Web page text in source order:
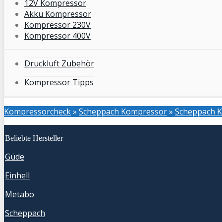
12V Kompressor
Akku Kompressor
Kompressor 230V
Kompressor 400V
Druckluft Zubehör
Kompressor Tipps
Kompressorcheck» Scheppach Kompressor» Scheppach
Beliebte Hersteller
Güde
Einhell
Metabo
Scheppach